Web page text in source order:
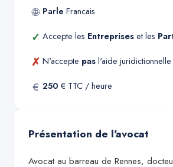
🌐 Parle Francais
✓ Accepte les Entreprises et les
✗ N'accepte pas l'aide juridictionnelle
€ 250 € TTC / heure
Présentation de l'avocat
Avocat au barreau de Rennes,